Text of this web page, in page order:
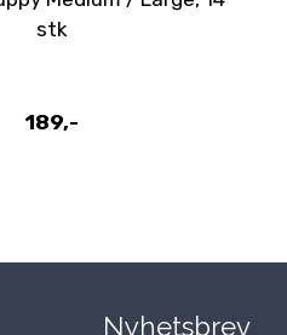
stk
189,-
Nyhetsbrev